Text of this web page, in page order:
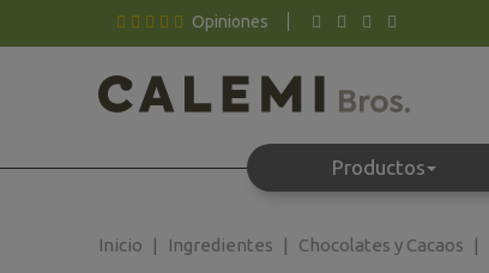
Opiniones
Productos
Inicio Ingredientes Chocolates y Cacaos